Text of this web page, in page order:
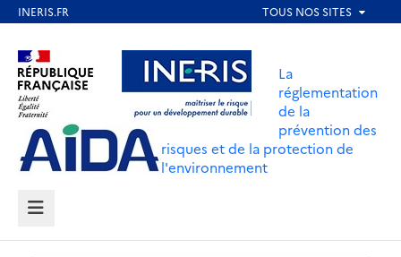
contenu
principal
Aller au contenu Aller au menu
Aller au pied de page
La
réglementation
de la
prévention des
risques et de la protection de
l'environnement
MENU